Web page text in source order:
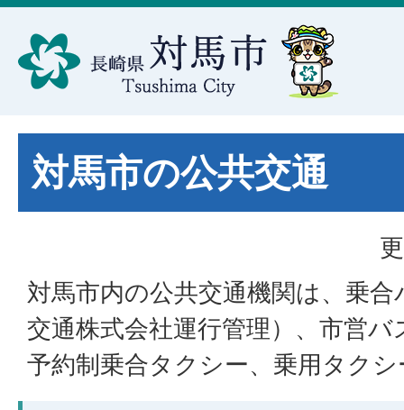
対馬市の公共交通
対馬市内の公共交通機関は、乗
交通株式会社運行管理）、市営
予約制乗合タクシー、乗用タク